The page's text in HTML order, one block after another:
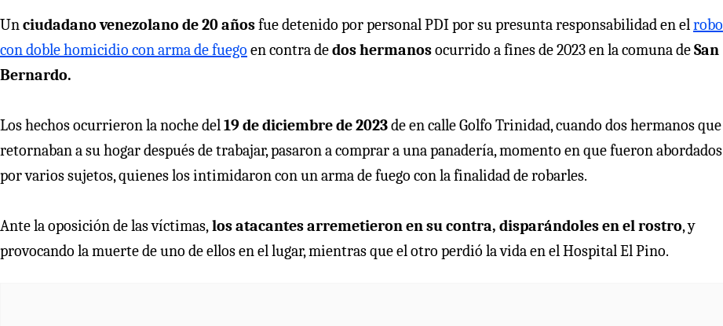
Unciudadano venezolano de 20 añosfue detenido por personal PDI por su presunta responsabilidad en elrobo
con doble homicidio con arma de fuego en contra dedos hermanosocurrido a fines de 2023 en la comuna deSan
Bernardo.
Los hechos ocurrieron la noche del19 de diciembre de 2023de en calle Golfo Trinidad, cuando dos hermanos que
retornaban a su hogar después de trabajar, pasaron a comprar a una panadería, momento en que fueron abordados
por varios sujetos, quienes los intimidaron con un arma de fuego con la finalidad de robarles.
Ante la oposición de las víctimas,los atacantes arremetieron en su contra, disparándoles en el rostro, y
provocando la muerte de uno de ellos en el lugar, mientras que el otro perdió la vida en el Hospital El Pino.